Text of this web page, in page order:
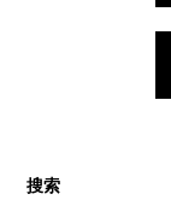
搜索